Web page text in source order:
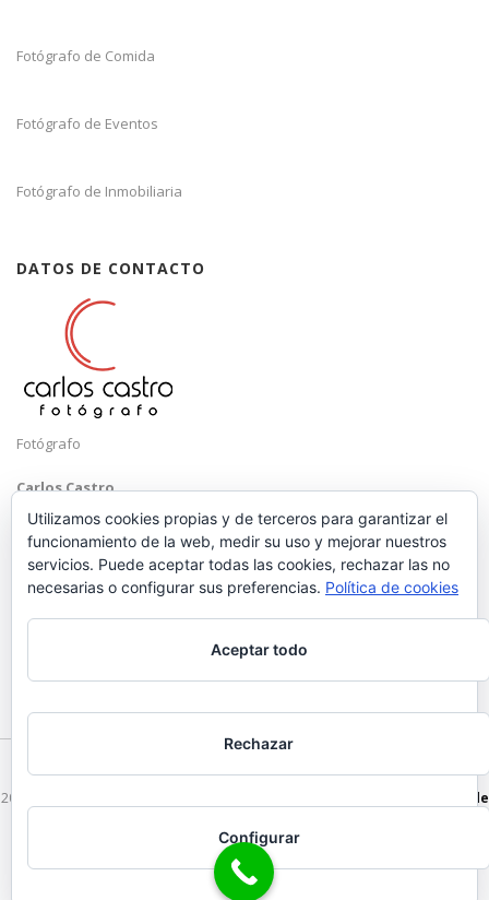
Fotógrafo de Comida
Fotógrafo de Eventos
Fotógrafo de Inmobiliaria
DATOS DE CONTACTO
Fotógrafo
Carlos Castro
Málaga
Mobile: +34 652 83 71 98
hola@carloscastrofotografo.com
2026 © Carlos Castro Fotógrafo - hola@carloscastrofotografo.com -
Vídeo de
Utilizamos cookies propias y de terceros para garantizar el
funcionamiento de la web, medir su uso y mejorar nuestros
servicios. Puede aceptar todas las cookies, rechazar las no
necesarias o configurar sus preferencias. Política de cookies
Aceptar todo
Rechazar
Configurar